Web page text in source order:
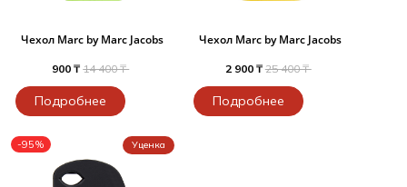
Чехол Marc by Marc Jacobs
900 ₸14 400 ₸
Подробнее
Чехол Marc by Marc Jacobs
2 900 ₸ 25 400 ₸
Подробнее
-95% Уценка